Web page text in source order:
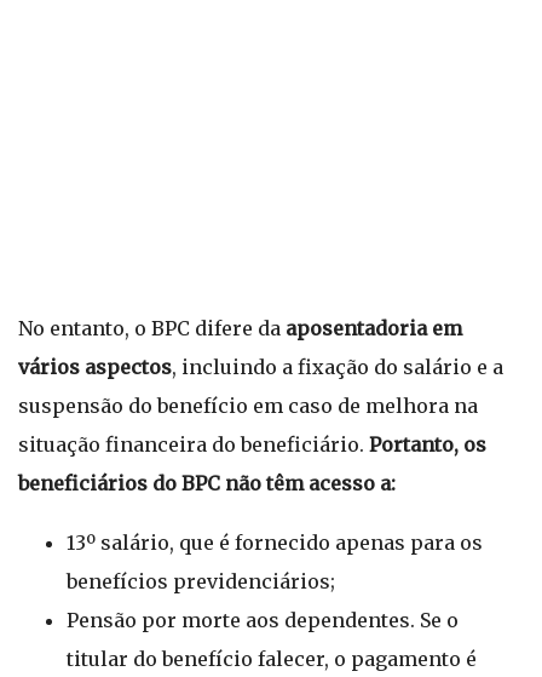
No entanto, o BPC difere da aposentadoria em
vários aspectos, incluindo a fixação do salário e a
suspensão do benefício em caso de melhora na
situação financeira do beneficiário. Portanto, os
beneficiários do BPC não têm acesso a:
13º salário, que é fornecido apenas para os
benefícios previdenciários;
Pensão por morte aos dependentes. Se o
titular do benefício falecer, o pagamento é